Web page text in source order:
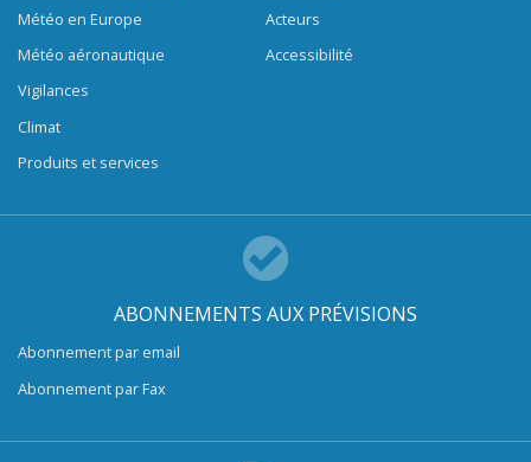
Météo en Europe
Météo aéronautique
Vigilances
Climat
Produits et services
Acteurs
Accessibilité
ABONNEMENTS AUX PRÉVISIONS
Abonnement par email
Abonnement par Fax